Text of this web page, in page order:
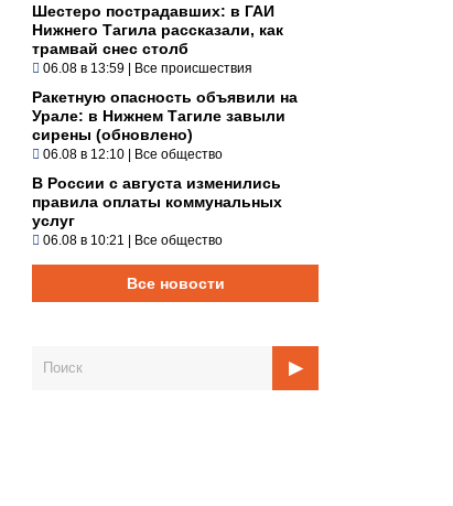
Шестеро пострадавших: в ГАИ
Нижнего Тагила рассказали, как
трамвай снес столб
06.08 в 13:59 | Все происшествия
Ракетную опасность объявили на
Урале: в Нижнем Тагиле завыли
сирены (обновлено)
06.08 в 12:10 | Все общество
В России с августа изменились
правила оплаты коммунальных
услуг
06.08 в 10:21 | Все общество
Все новости